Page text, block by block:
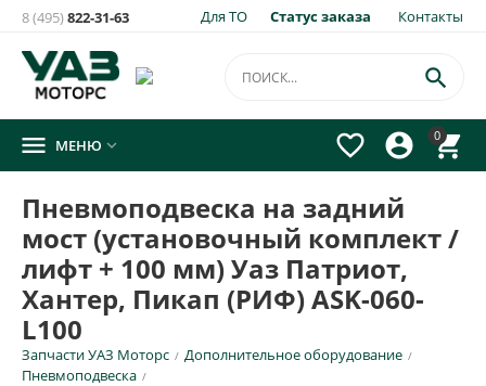
Для ТО Статус заказа Контакты
8 (495)822-31-63
0




 МЕНЮ 
Пневмоподвеска на задний
мост (установочный комплект /
лифт + 100 мм) Уаз Патриот,
Хантер, Пикап (РИФ) ASK-060-
L100
Запчасти УАЗ Моторс / Дополнительное оборудование /
Пневмоподвеска /
Уведомить о появлении на складе
товара:
×
Пневмоподвеска на задний мост (установочный
комплект / лифт + 100 мм) Уаз Патриот, Хантер, Пикап
(РИФ) ASK-060-L100
Укажите e-mail и\или номер телефона для SMS уведомления.
E-mail для уведомления письмом
Номер телефона для SMS уведомления